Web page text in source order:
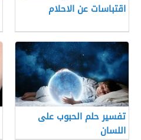
اقتباسات عن الاحلام
تفسير حلم الحبوب على
اللسان